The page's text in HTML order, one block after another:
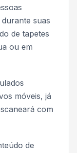
suas
de tapetes
ou em
móveis, já
com
de